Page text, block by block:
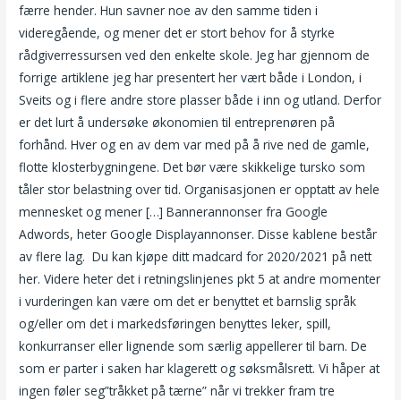
færre hender. Hun savner noe av den samme tiden i
videregående, og mener det er stort behov for å styrke
rådgiverressursen ved den enkelte skole. Jeg har gjennom de
forrige artiklene jeg har presentert her vært både i London, i
Sveits og i flere andre store plasser både i inn og utland. Derfor
er det lurt å undersøke økonomien til entreprenøren på
forhånd. Hver og en av dem var med på å rive ned de gamle,
flotte klosterbygningene. Det bør være skikkelige tursko som
tåler stor belastning over tid. Organisasjonen er opptatt av hele
mennesket og mener […] Bannerannonser fra Google
Adwords, heter Google Displayannonser. Disse kablene består
av flere lag. ‍ Du kan kjøpe ditt madcard for 2020/2021 på nett
her. Videre heter det i retningslinjenes pkt 5 at andre momenter
i vurderingen kan være om det er benyttet et barnslig språk
og/eller om det i markedsføringen benyttes leker, spill,
konkurranser eller lignende som særlig appellerer til barn. De
som er parter i saken har klagerett og søksmålsrett. Vi håper at
ingen føler seg”tråkket på tærne” når vi trekker fram tre